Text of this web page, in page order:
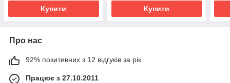
Купити Купити
Про нас
92% позитивних з 12 відгуків за рік
Працює з 27.10.2011